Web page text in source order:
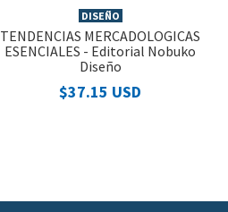
DISEÑO
TENDENCIAS MERCADOLOGICAS
ESENCIALES - Editorial Nobuko
Diseño
$37.15 USD